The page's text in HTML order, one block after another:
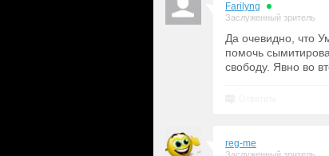
Farilyng
Заслуженный зритель
Да очевидно, что
помочь
свободу. Явно во
reg-me